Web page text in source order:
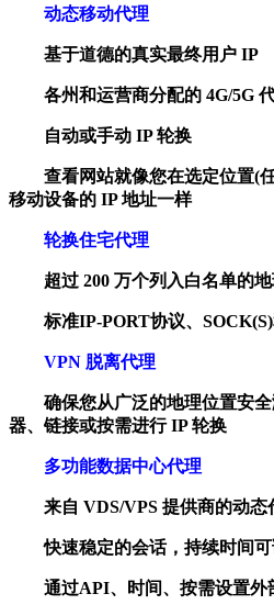
动态移动代理
基于道德的真实最终用户 IP
各州和运营商分配的 4G/5G
自动或手动 IP 轮换
查看网站就像您在选定位置(任
移动设备的 IP 地址一样
轮换住宅代理
超过 200 万个列入白名单的地
标准IP-PORT协议、SOCK(S)
VPN 脱离代理
确保您从广泛的地理位置安全
器、链接或按需进行 IP 轮换
多功能数据中心代理
来自 VDS/VPS 提供商的动态
快速稳定的会话，持续时间可
通过API、时间、按需设置外